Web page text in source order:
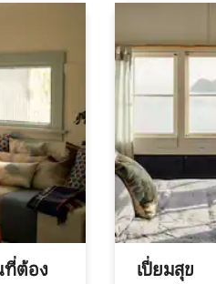
ที่ต้อง
เปี่ยมสุข